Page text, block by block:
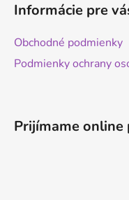
Informácie pre
Obchodné podmienky
Podmienky ochrany
Prijímame online